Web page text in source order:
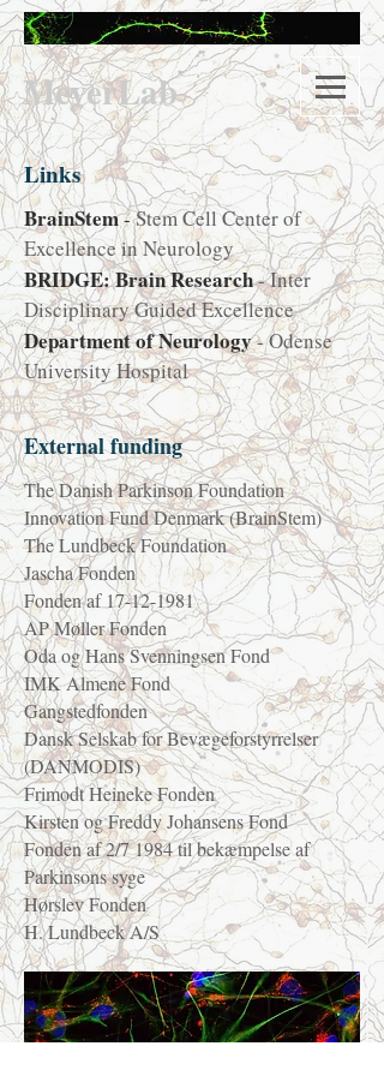
MeyerLab
Links
BrainStem-Stem Cell Center of
Excellence in Neurology
BRIDGE: Brain Research- Inter
Disciplinary Guided Excellence
Department of Neurology- Odense
University Hospital
External funding
The Danish Parkinson Foundation
Innovation Fund Denmark (BrainStem)
The Lundbeck Foundation
Jascha Fonden
Fonden af 17-12-1981
AP Møller Fonden
Oda og Hans Svenningsen Fond
IMK Almene Fond
Gangstedfonden
Dansk Selskab for Bevægeforstyrrelser
(DANMODIS)
Frimodt Heineke Fonden
Kirsten og Freddy Johansens Fond
Fonden af 2/7 1984 til bekæmpelse af
Parkinsons syge
Hørslev Fonden
H. Lundbeck A/S